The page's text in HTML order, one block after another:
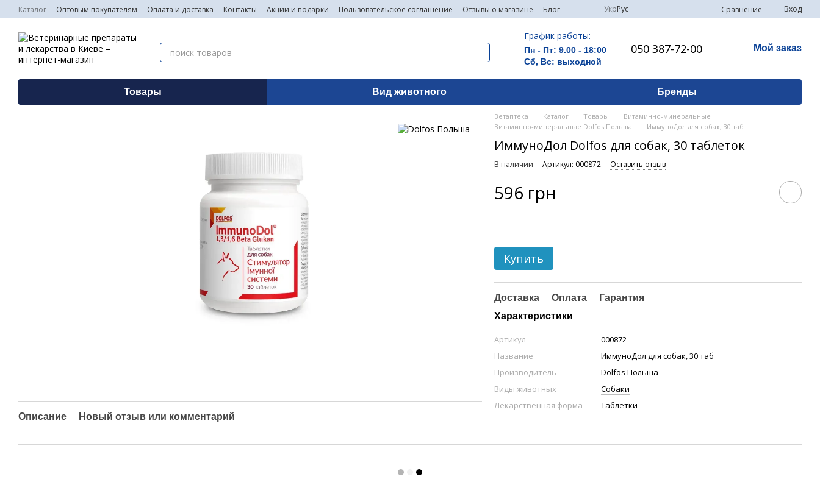
Перейти к основному контенту
Каталог Оптовым покупателям Оплата и доставка Контакты Акции и подарки Пользовательское соглашение Отзывы о магазине Блог УкрРус Сравнение Вход
График работы:
Пн - Пт: 9.00 - 18:00
Сб, Вс: выходной
050 387-72-00 Мой заказ
Товары Вид животного Бренды
Описание Новый отзыв или комментарий
Ветаптека Каталог Товары
Витаминно-минеральные
Витаминно-минеральные Dolfos Польша
ИммуноДол для собак, 30 таб
ИммуноДол Dolfos для собак, 30 таблеток
В наличии Артикул: 000872 Оставить отзыв
596 грн
Купить
Доставка Оплата
Гарантия
Характеристики
Артикул
000872
Название
ИммуноДол для собак, 30 таб
Производитель
Dolfos Польша
Виды животных
Собаки
Лекарственная форма
Таблетки